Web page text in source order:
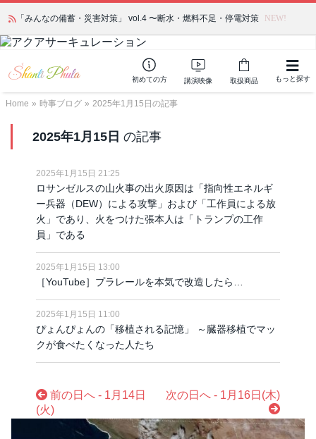
「みんなの備蓄・災害対策」 vol.4 〜断水・燃料不足・停電対策 NEW!
初めての方 講演映像 取扱商品 もっと探す
Home » 時事ブログ » 2025年1月15日の記事
2025年1月15日 の記事
2025年1月15日 21:25
ロサンゼルスの山火事の出火原因は「指向性エネルギ
ー兵器（DEW）による攻撃」および「工作員による放
火」であり、火をつけた張本人は「トランプの工作
員」である
2025年1月15日 13:00
［YouTube］プラレールを本気で改造したら…
2025年1月15日 11:00
ぴょんぴょんの「移植される記憶」 ～臓器移植でマッ
クが食べたくなった人たち
前の日へ - 1月14日
(火)
次の日へ - 1月16日(木)